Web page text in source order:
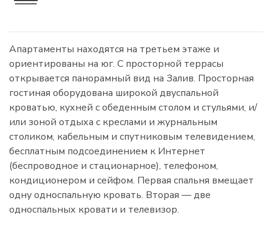
Апартаменты находятся на третьем этаже и
ориентированы на юг. С просторной террасы
открывается панорамный вид на Залив. Просторная
гостиная оборудована широкой двуспальной
кроватью, кухней с обеденным столом и стульями, и/
или зоной отдыха с креслами и журнальным
столиком, кабельным и спутниковым телевидением,
бесплатным подсоединением к Интернет
(беспроводное и стационарное), телефоном,
кондиционером и сейфом. Первая спальня вмещает
одну односпальную кровать. Вторая — две
односпальных кровати и телевизор.